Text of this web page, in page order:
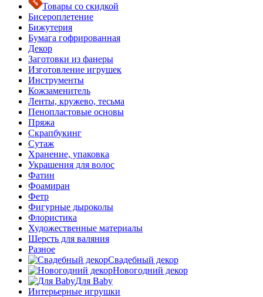
Товары со скидкой
Бисероплетение
Бижутерия
Бумага гофрированная
Декор
Заготовки из фанеры
Изготовление игрушек
Инструменты
Кожзаменитель
Ленты, кружево, тесьма
Пенопластовые основы
Пряжа
Скрапбукинг
Сутаж
Хранение, упаковка
Украшения для волос
Фатин
Фоамиран
Фетр
Фигурные дыроколы
Флористика
Художественные материалы
Шерсть для валяния
Разное
Свадебный декор
Новогодний декор
Для Baby
Интерьерные игрушки